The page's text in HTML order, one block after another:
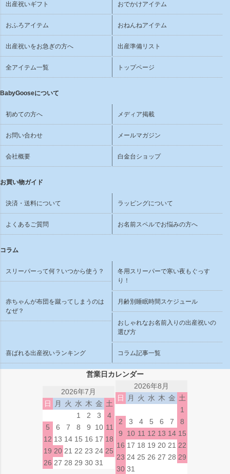
出産祝いギフト おでかけアイテム
おふろアイテム おねんねアイテム
出産祝いをお急ぎの方へ 出産準備リスト
全アイテム一覧 トップページ
BabyGooseについて
初めての方へ メディア掲載
お問い合わせ メールマガジン
会社概要 白金台ショップ
お買い物ガイド
決済・送料について ラッピングについて
よくあるご質問 お名前スペルでお悩みの方へ
コラム
スリーパーって何？いつから使う？
冬用スリーパーで寒い夜もぐっす
り！
赤ちゃんが布団を蹴ってしまうのは
なぜ？
月齢別睡眠時間スケジュール
おしゃれなお名前入りの出産祝いの
選び方
喜ばれる出産祝いランキング コラム記事一覧
営業日カレンダー
2026年7月
日
月 火 水 木 金 土
1
2 3
4
5
6 7 8 9 10 11
12 13 14 15 16 17 18
19 20 21 22 23 24 25
26 27 28 29 30 31
2026年8月
日
月 火 水 木 金 土
1
2
3 4 5 6 7
8
9
10 11 12 13 14 15
16 17 18 19 20 21 22
23 24 25 26 27 28 29
30 31